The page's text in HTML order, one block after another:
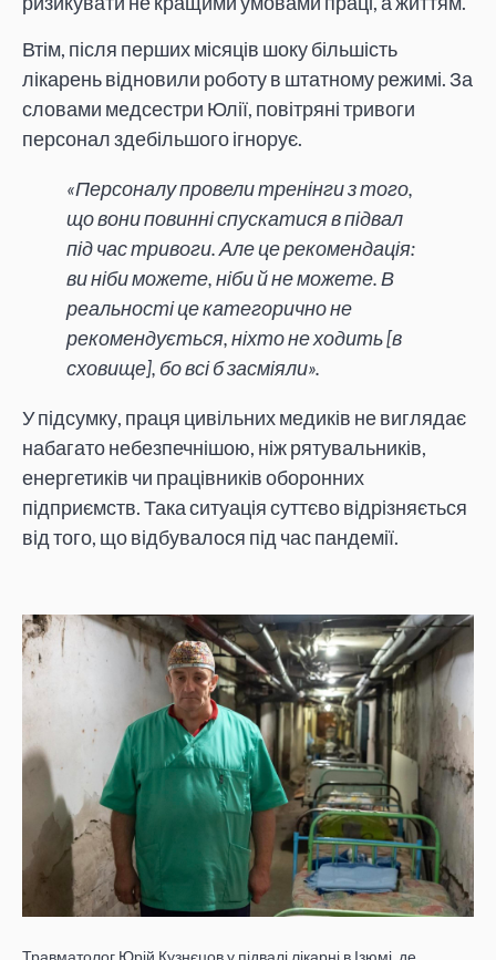
Втім, після перших місяців шоку більшість
лікарень відновили роботу в штатному режимі. За
словами медсестри Юлії, повітряні тривоги
персонал здебільшого ігнорує.
«Персоналу провели тренінги з того,
що вони повинні спускатися в підвал
під час тривоги. Але це рекомендація:
ви ніби можете, ніби й не можете. В
реальності це категорично не
рекомендується, ніхто не ходить [в
сховище], бо всі б засміяли».
У підсумку, праця цивільних медиків не виглядає
набагато небезпечнішою, ніж рятувальників,
енергетиків чи працівників оборонних
підприємств. Така ситуація суттєво відрізняється
від того, що відбувалося під час пандемії.